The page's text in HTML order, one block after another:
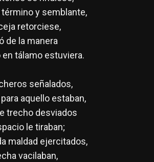
y semblante,
retorciese,
de la manera
tálamo estuviera.
señalados,
aquello estaban,
trecho desviados
le tiraban;
maldad ejercitados,
vacilaban,